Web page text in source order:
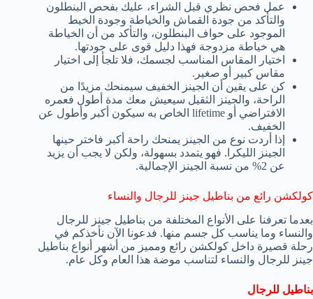
عمل فحص نظري قبل الشراء، عليك بفحص البنطلون
والتأكد من جودة القماش والخياطة وجودة الخيط
الموجود على حواف البنطلون، والتأكد من أن الخياطة
هي خياطة مزدوجة فهذا دليل قوى على جودتها.
اختيار المقاس المناسب لجسمك، فلا تلجأ إلى اختيار
مقاس كبير أو صغير.
كن على يقين أن الجينز الخفيف سيمنحك مزيدًا من
الراحة، والجينز الثقيل سيعيش معك مدة أطول فعمره
الافتراضي أو lifetime الخاص به سيكون أكبر وأطول عن
الخفيف.
إذا أردت نوع من الجينز يمنحك راحة أكبر فاختر حينها
الجينز الليكرا. فهو يتمدد بسهولة، ولكن لا يجب أن يزيد
عن 2% من نسبة الجينز الإجمالية.
كولكشن رائع من بناطيل جينز للرجال والنساء
بعدما تعرفنا على الأنواع المختلفة من بناطيل جينز للرجال
والنساء وما يناسب كل جسم منها. فدعونا الآن نأخذكم في
رحلة قصيرة داخل كولكشن رائع ومميز من أشهر أنواع بناطيل
جينز للرجال والنساء لتناسب موضة هذا العام وكل عام.
بناطيل للرجال